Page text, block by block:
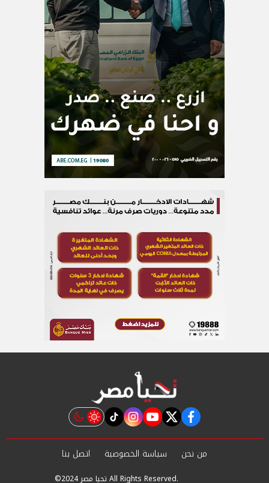
facebook
twitter
youtube
instagram
tiktok
من نحن سياسة الخصوصية اتصل بنا
©2024 تحيا مصر All Rights Reserved.